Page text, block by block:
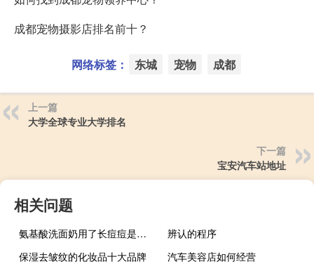
成都宠物摄影店排名前十？
网络标签： 东城 宠物 成都
上一篇
大学全球专业大学排名
下一篇
宝安汽车站地址
相关问题
氨基酸洗面奶用了长痘痘是什么原因
辨认的程序
保湿去皱纹的化妆品十大品牌
汽车美容店如何经营